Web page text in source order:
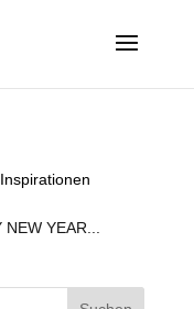
Inspirationen
YEAR...